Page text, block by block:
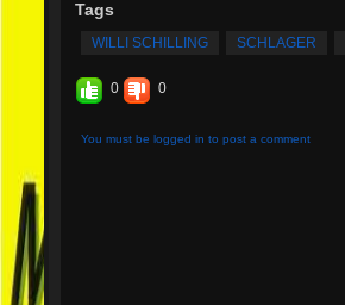
Tags
WILLI SCHILLING SCHLAGER
0 0
You must be logged in to post a comment